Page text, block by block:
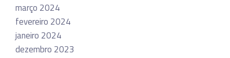
março 2024
fevereiro 2024
janeiro 2024
dezembro 2023